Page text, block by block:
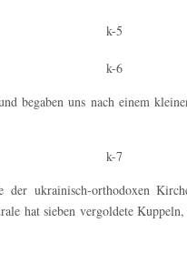
begaben uns nach einem
der ukrainisch-orthodoxen
hat sieben vergoldete